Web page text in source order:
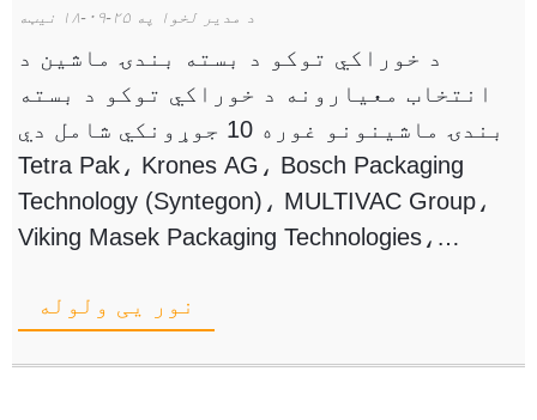
د مدیر لخوا په ۲۵-۰۹-۱۸ نیټه
د خوراکي توکو د بسته بندۍ ماشین د
انتخاب معیارونه د خوراکي توکو د بسته
بندۍ ماشینونو غوره 10 جوړونکي شامل دي
Tetra Pak، Krones AG، Bosch Packaging
Technology (Syntegon)، MULTIVAC Group،
Viking Masek Packaging Technologies،
Package Machinery، LINTYCO PACK، KHS
نور یی ولوله